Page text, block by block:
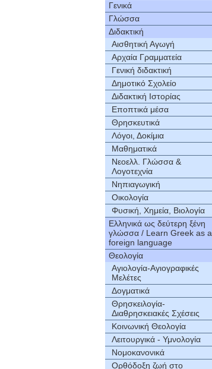
Γενικά
Γλώσσα
Διδακτική
Αισθητική Αγωγή
Αρχαία Γραμματεία
Γενική διδακτική
Δημοτικό Σχολείο
Διδακτική Ιστορίας
Εποπτικά μέσα
Θρησκευτικά
Λόγοι, Δοκίμια
Μαθηματικά
Νεοελλ. Γλώσσα &
Λογοτεχνία
Νηπιαγωγική
Οικολογία
Φυσική, Χημεία, Βιολογία
Ελληνικά ως δεύτερη ξένη
γλώσσα / Learn Greek as a
foreign language
Θεολογία
Αγιολογία-Αγιογραφικές
Μελέτες
Δογματικά
Θρησκειλογία-
Διαθρησκειακές Σχέσεις
Κοινωνική Θεολογία
Λειτουργικά - Υμνολογία
Νομοκανονικά
Ορθόδοξη ζωή στο